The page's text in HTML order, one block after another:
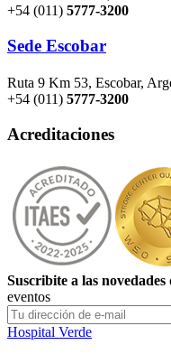
+54 (011) 5777-3200
Sede Escobar
Ruta 9 Km 53, Escobar,
+54 (011) 5777-3200
Acreditaciones
Suscribite a las novedades
eventos
Hospital Verde